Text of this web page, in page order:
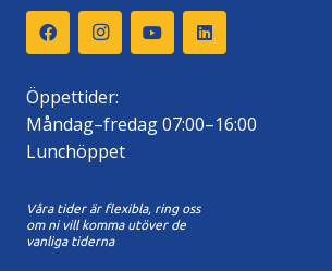
Öppettider:
Måndag–fredag 07:00–16:00
Lunchöppet
Våra tider är flexibla, ring oss
om ni vill komma utöver de
vanliga tiderna